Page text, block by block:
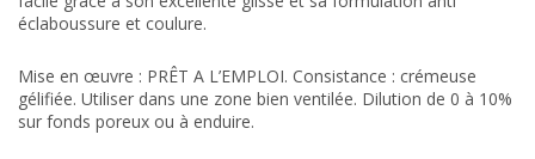
éclaboussure et coulure.
Mise en œuvre : PRÊT A L’EMPLOI. Consistance : crémeuse
gélifiée. Utiliser dans une zone bien ventilée. Dilution de 0 à 10%
sur fonds poreux ou à enduire.